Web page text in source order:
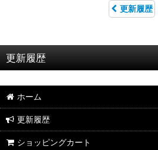
更新履歴
更新履歴
ホーム
更新履歴
ショッピングカート